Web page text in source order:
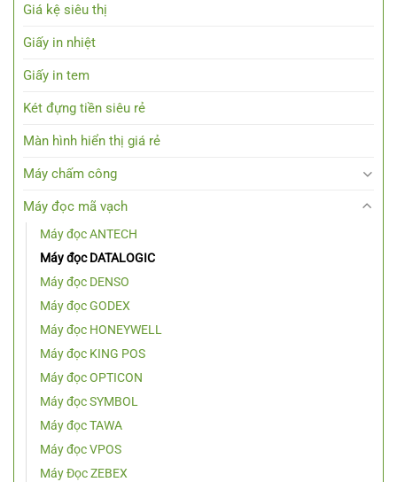
Giá kệ siêu thị
Giấy in nhiệt
Giấy in tem
Két đựng tiền siêu rẻ
Màn hình hiển thị giá rẻ
Máy chấm công
Máy đọc mã vạch
Máy đọc ANTECH
Máy đọc DATALOGIC
Máy đọc DENSO
Máy đọc GODEX
Máy đọc HONEYWELL
Máy đọc KING POS
Máy đọc OPTICON
Máy đọc SYMBOL
Máy đọc TAWA
Máy đọc VPOS
Máy Đọc ZEBEX